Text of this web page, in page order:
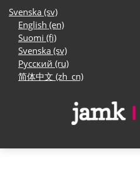
Svenska ‎(sv)‎
English ‎(en)‎
Suomi ‎(fi)‎
Svenska ‎(sv)‎
Русский ‎(ru)‎
简体中文 ‎(zh_cn)‎